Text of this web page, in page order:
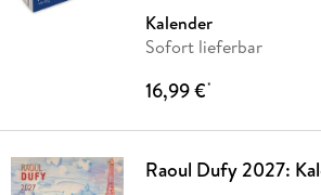
Kalender
Sofort lieferbar
16,99 €*
Raoul Dufy 2027: